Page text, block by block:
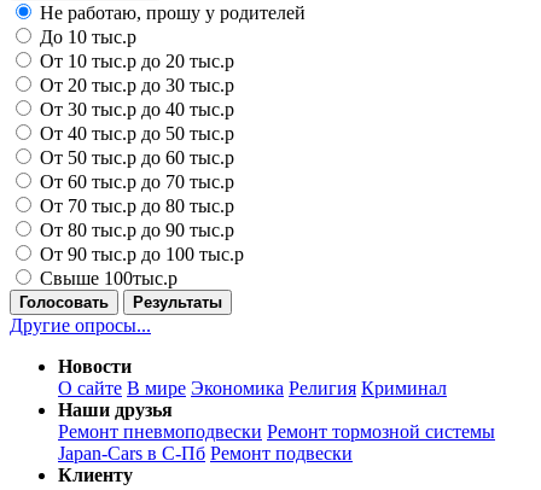
Не работаю, прошу у родителей
До 10 тыс.р
От 10 тыс.р до 20 тыс.р
От 20 тыс.р до 30 тыс.р
От 30 тыс.р до 40 тыс.р
От 40 тыс.р до 50 тыс.р
От 50 тыс.р до 60 тыс.р
От 60 тыс.р до 70 тыс.р
От 70 тыс.р до 80 тыс.р
От 80 тыс.р до 90 тыс.р
От 90 тыс.р до 100 тыс.р
Свыше 100тыс.р
Голосовать Результаты
Другие опросы...
Новости
О сайте В мире Экономика Религия Криминал
Наши друзья
Ремонт пневмоподвески Ремонт тормозной системы
Japan-Cars в С-Пб Ремонт подвески
Клиенту